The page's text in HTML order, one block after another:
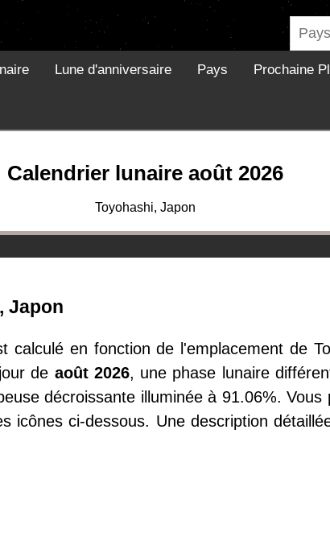
Lune d'anniversaire Pays Prochaine
Calendrier lunaire août 2026
Toyohashi, Japon
Japon
calculé en fonction de l'emplacement de
de août 2026, une phase lunaire
décroissante illuminée à 91.06%.
icônes ci-dessous. Une description